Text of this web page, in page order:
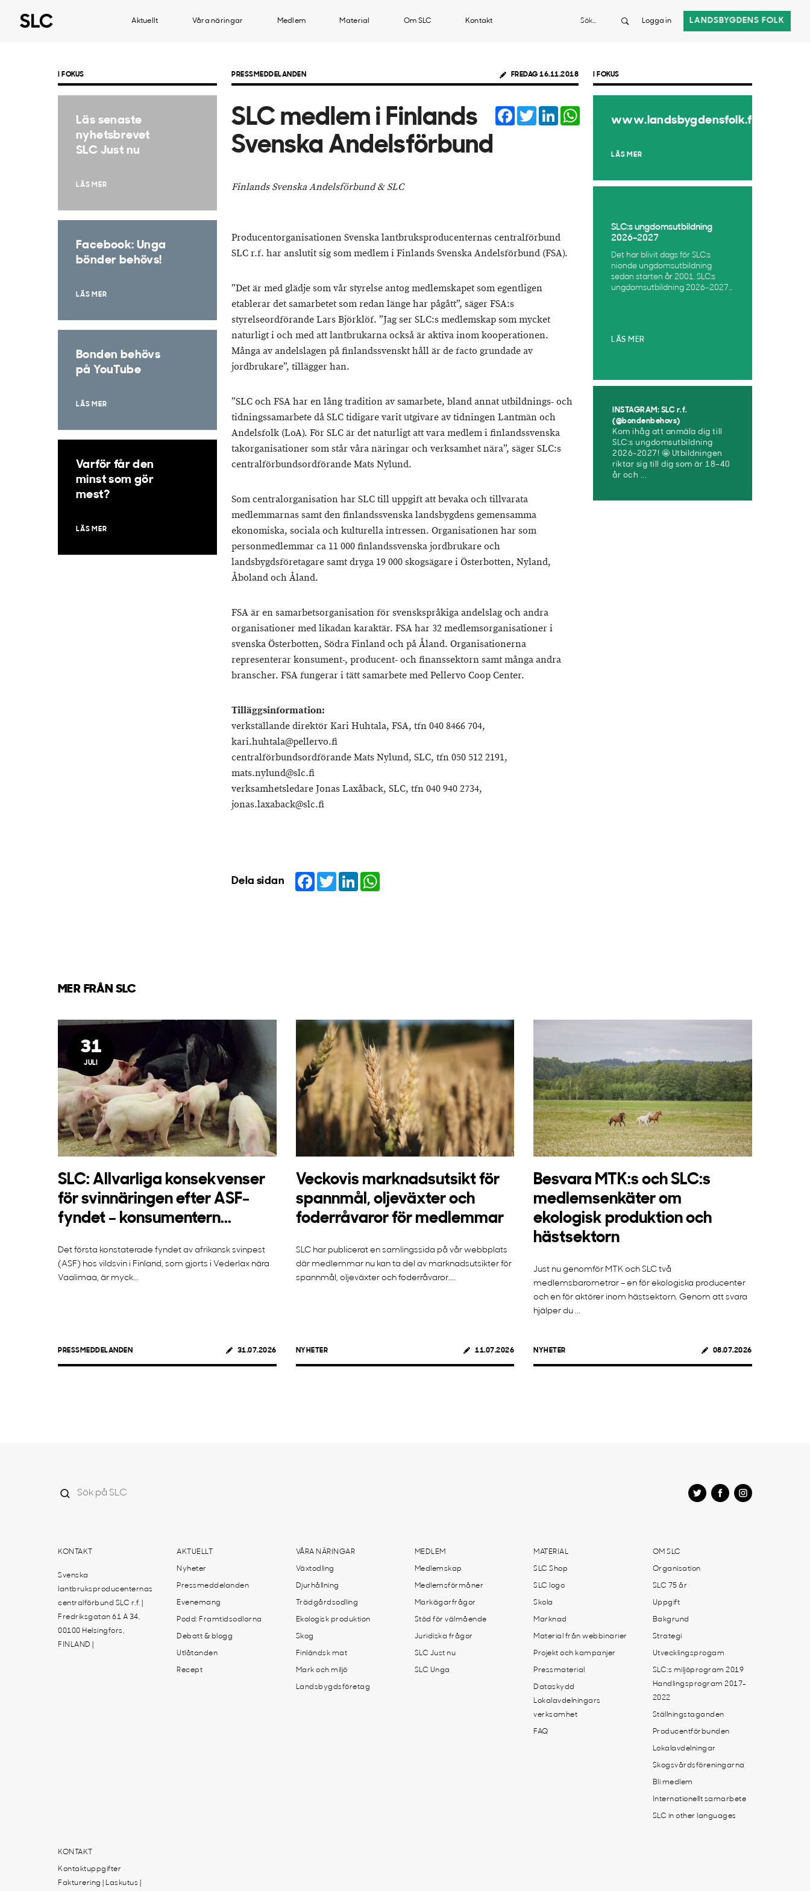
Aktuellt Våra näringar Medlem Material Om SLC Kontakt Sök Logga in LANDSBYGDENS FOLK
PRESSMEDDELANDEN FREDAG 16.11.2018
SLC medlem i Finlands
Svenska Andelsförbund
Facebook
TwitterLinkedIn
Finlands Svenska Andelsförbund & SLC
Producentorganisationen Svenska lantbruksproducenternas centralförbund
SLC r.f. har anslutit sig som medlem i Finlands Svenska Andelsförbund (FSA).
”Det är med glädje som vår styrelse antog medlemskapet som egentligen
etablerar det samarbetet som redan länge har pågått”, säger FSA:s
styrelseordförande Lars Björklöf. ”Jag ser SLC:s medlemskap som mycket
naturligt i och med att lantbrukarna också är aktiva inom kooperationen.
Många av andelslagen på finlandssvenskt håll är de facto grundade av
jordbrukare”, tillägger han.
”SLC och FSA har en lång tradition av samarbete, bland annat utbildnings- och
tidningssamarbete då SLC tidigare varit utgivare av tidningen Lantmän och
Andelsfolk (LoA). För SLC är det naturligt att vara medlem i finlandssvenska
takorganisationer som står våra näringar och verksamhet nära”, säger SLC:s
centralförbundsordförande Mats Nylund.
Som centralorganisation har SLC till uppgift att bevaka och tillvarata
medlemmarnas samt den finlandssvenska landsbygdens gemensamma
ekonomiska, sociala och kulturella intressen. Organisationen har som
personmedlemmar ca 11 000 finlandssvenska jordbrukare och
landsbygdsföretagare samt dryga 19 000 skogsägare i Österbotten, Nyland,
Åboland och Åland.
FSA är en samarbetsorganisation för svenskspråkiga andelslag och andra
organisationer med likadan karaktär. FSA har 32 medlemsorganisationer i
svenska Österbotten, Södra Finland och på Åland. Organisationerna
representerar konsument-, producent- och finanssektorn samt många andra
branscher. FSA fungerar i tätt samarbete med Pellervo Coop Center.
Tilläggsinformation:
verkställande direktör Kari Huhtala, FSA, tfn 040 8466 704,
kari.huhtala@pellervo.fi
centralförbundsordförande Mats Nylund, SLC, tfn 050 512 2191,
mats.nylund@slc.fi
verksamhetsledare Jonas Laxåback, SLC, tfn 040 940 2734,
jonas.laxaback@slc.fi
Dela sidan Facebook
TwitterLinkedIn
I FOKUS
Läs senaste
nyhetsbrevet
SLC Just nu
LÄS MER
Facebook: Unga
bönder behövs!
LÄS MER
Bonden behövs
på YouTube
LÄS MER
Varför får den
minst som gör
mest?
LÄS MER
I FOKUS
www.landsbygdensfolk.fi
LÄS MER
SLC:s ungdomsutbildning
2026–2027
Det har blivit dags för SLC:s
nionde ungdomsutbildning
sedan starten år 2001. SLC:s
ungdomsutbildning 2026–2027...
LÄS MER
INSTAGRAM: SLC r.f.
(@bondenbehovs)
Kom ihåg att anmäla dig till
SLC:s ungdomsutbildning
2026-2027! 🤩 Utbildningen
riktar sig till dig som är 18–40
år och ...
MER FRÅN SLC
31
JULI
SLC: Allvarliga konsekvenser
för svinnäringen efter ASF-
fyndet – konsumentern...
Det första konstaterade fyndet av afrikansk svinpest
(ASF) hos vildsvin i Finland, som gjorts i Vederlax nära
Vaalimaa, är myck...
PRESSMEDDELANDEN 31.07.2026
Veckovis marknadsutsikt för
spannmål, oljeväxter och
foderråvaror för medlemmar
SLC har publicerat en samlingssida på vår webbplats
där medlemmar nu kan ta del av marknadsutsikter för
spannmål, oljeväxter och foderråvaror....
NYHETER 11.07.2026
Besvara MTK:s och SLC:s
medlemsenkäter om
ekologisk produktion och
hästsektorn
Just nu genomför MTK och SLC två
medlemsbarometrar – en för ekologiska producenter
och en för aktörer inom hästsektorn. Genom att svara
hjälper du ...
NYHETER 08.07.2026
KONTAKT
Svenska
lantbruksproducenternas
centralförbund SLC r.f. |
Fredriksgatan 61 A 34,
00100 Helsingfors,
FINLAND |
AKTUELLT
Nyheter
Pressmeddelanden
Evenemang
Podd: Framtidsodlarna
Debatt & blogg
Utlåtanden
Recept
VÅRA NÄRINGAR
Växtodling
Djurhållning
Trädgårdsodling
Ekologisk produktion
Skog
Finländsk mat
Mark och miljö
Landsbygdsföretag
MEDLEM
Medlemskap
Medlemsförmåner
Markägarfrågor
Stöd för välmående
Juridiska frågor
SLC Just nu
SLC Unga
MATERIAL
SLC Shop
SLC logo
Skola
Marknad
Material från webbinarier
Projekt och kampanjer
Pressmaterial
Dataskydd
Lokalavdelningars
verksamhet
FAQ
OM SLC
Organisation
SLC 75 år
Uppgift
Bakgrund
Strategi
Utvecklingsprogam
SLC:s miljöprogram 2019
Handlingsprogram 2017-
2022
Ställningstaganden
Producentförbunden
Lokalavdelningar
Skogsvårdsföreningarna
Bli medlem
Internationellt samarbete
SLC in other languages
KONTAKT
Kontaktuppgifter
Fakturering | Laskutus |